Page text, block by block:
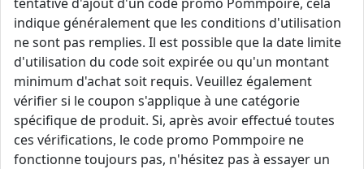
indique généralement que les conditions d'utilisation
ne sont pas remplies. Il est possible que la date limite
d'utilisation du code soit expirée ou qu'un montant
minimum d'achat soit requis. Veuillez également
vérifier si le coupon s'applique à une catégorie
spécifique de produit. Si, après avoir effectué toutes
ces vérifications, le code promo Pommpoire ne
fonctionne toujours pas, n'hésitez pas à essayer un